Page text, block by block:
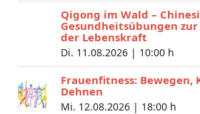
Qigong im Wald –
Gesundheitsübungen
der Lebenskraft
Di. 11.08.2026 | 10:00 h
Frauenfitness: Bewegen,
Dehnen
Mi. 12.08.2026 | 18:00 h